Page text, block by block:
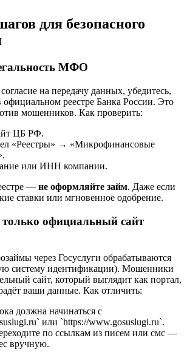
для безопасного
МФО
на передачу данных, убедитесь,
официальном реестре Банка России. Это
мошенников. Как проверить:
ЦБ РФ.
«Реестры» → «Микрофинансовые
или ИНН компании.
— не оформляйте займ. Даже если
ставки или мгновенное одобрение.
только официальный сайт
через Госуслуги обрабатываются
систему идентификации). Мошенники
сайт, который выглядит как портал,
ваши данные. Как отличить:
должна начинаться с
или `https://www.gosuslugi.ru`.
по ссылкам из писем или смс —
вручную.